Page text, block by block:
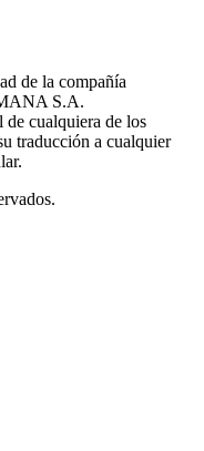
de la compañía
S.A.
de cualquiera de los
traducción a cualquier